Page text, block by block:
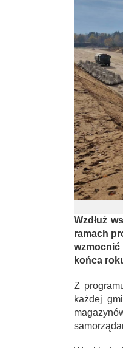
Wzdłuż
ramach
końca
Z
każdej